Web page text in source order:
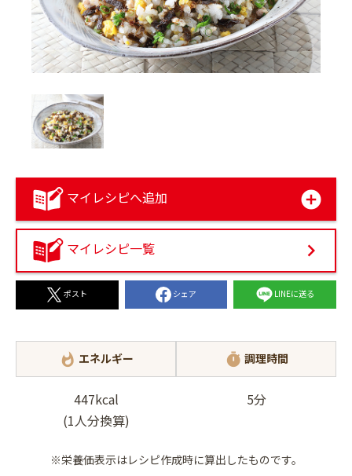
マイレシピへ追加
マイレシピ一覧
ポスト シェア LINEに送る
whatshot エネルギー
447kcal
(1人分換算)
timer 調理時間
5分
※栄養価表示はレシピ作成時に算出したものです。